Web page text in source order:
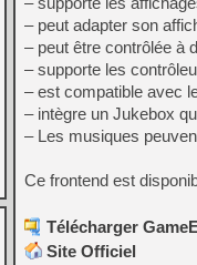
– peut adapter son
– peut être contrôlée à
– supporte les
– est compatible avec
– intègre un Jukebox
– Les musiques
Ce frontend est
Télécharger
Site Officiel